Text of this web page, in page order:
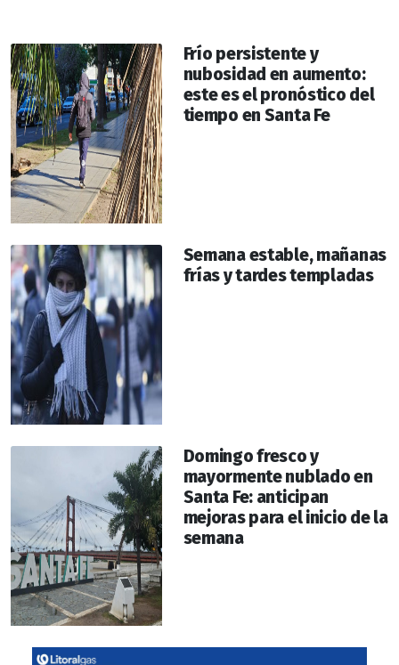
Frío persistente y
nubosidad en aumento:
este es el pronóstico del
tiempo en Santa Fe
Semana estable, mañanas
frías y tardes templadas
Domingo fresco y
mayormente nublado en
Santa Fe: anticipan
mejoras para el inicio de la
semana